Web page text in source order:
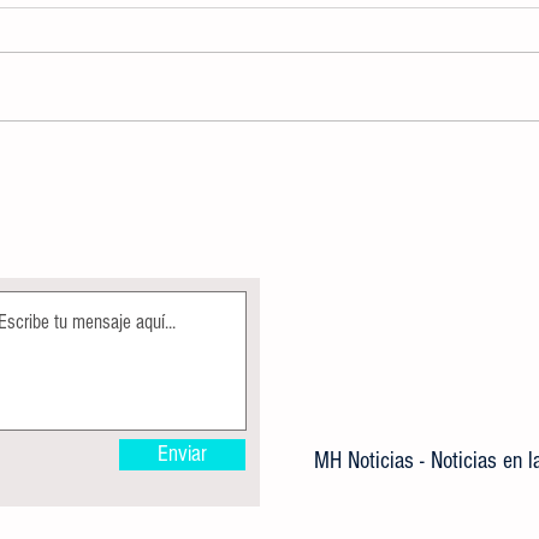
Enviar MH Noticias - Noticias en